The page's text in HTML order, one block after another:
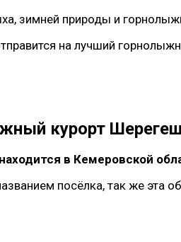
зимней природы и
на лучший
курорт
в Кемеровской
посёлка, так же эта